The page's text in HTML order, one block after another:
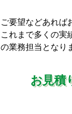
ご要望などあれば
これまで多くの実
の業務担当となり
お見積